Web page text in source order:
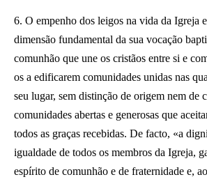
6. O empenho dos leigos na vida da Igreja
dimensão fundamental da sua vocação
comunhão que une os cristãos entre si e
os a edificarem comunidades unidas nas
seu lugar, sem distinção de origem nem de
comunidades abertas e generosas que
todos as graças recebidas. De facto, «a
igualdade de todos os membros da Igreja,
espírito de comunhão e de fraternidade e,